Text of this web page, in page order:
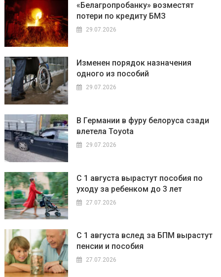
«Белагропробанку» возместят
потери по кредиту БМЗ
29.07.2026
Изменен порядок назначения
одного из пособий
29.07.2026
В Германии в фуру белоруса сзади
влетела Toyota
29.07.2026
С 1 августа вырастут пособия по
уходу за ребенком до 3 лет
27.07.2026
С 1 августа вслед за БПМ вырастут
пенсии и пособия
27.07.2026